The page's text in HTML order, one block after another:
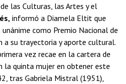
las Culturas, las Artes y el
informó a Diamela Eltit que
como Premio Nacional de
a su trayectoria y aporte cultural.
vez recae en la cartera de
quinta mujer en obtener este
tras Gabriela Mistral (1951),